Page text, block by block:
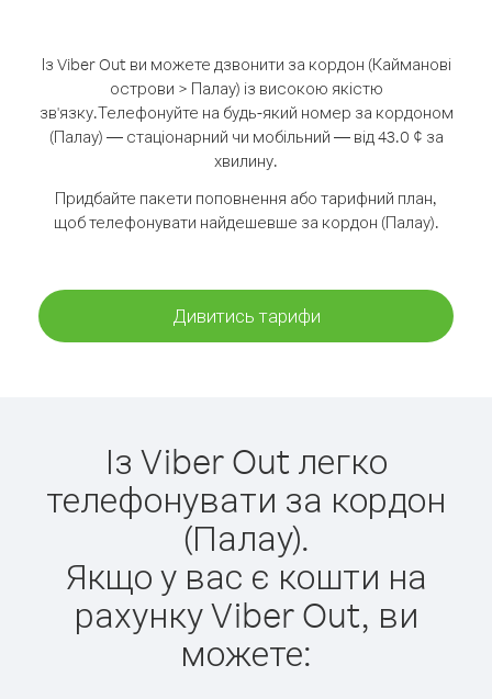
Із Viber Out ви можете дзвонити за кордон (Кайманові
острови > Палау) із високою якістю
зв'язку.Телефонуйте на будь-який номер за кордоном
(Палау) — стаціонарний чи мобільний — від 43.0 ¢ за
хвилину.
Придбайте пакети поповнення або тарифний план,
щоб телефонувати найдешевше за кордон (Палау).
Дивитись тарифи
Із Viber Out легко
телефонувати за кордон
(Палау).
Якщо у вас є кошти на
рахунку Viber Out, ви
можете: